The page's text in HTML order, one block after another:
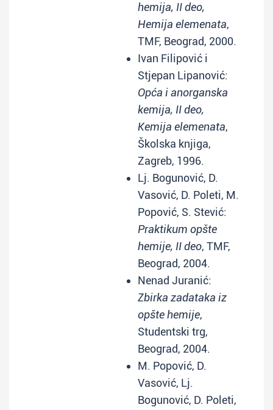
hemija, II deo,
Hemija elemenata,
TMF, Beograd, 2000.
Ivan Filipović i
Stjepan Lipanović:
Opća i anorganska
kemija, II deo,
Kemija elemenata,
Školska knjiga,
Zagreb, 1996.
Lj. Bogunović, D.
Vasović, D. Poleti, M.
Popović, S. Stević:
Praktikum opšte
hemije, II deo, TMF,
Beograd, 2004.
Nenad Juranić:
Zbirka zadataka iz
opšte hemije,
Studentski trg,
Beograd, 2004.
M. Popović, D.
Vasović, Lj.
Bogunović, D. Poleti,